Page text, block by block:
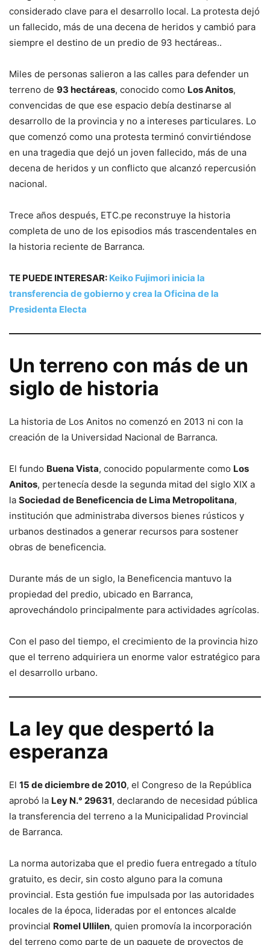
considerado clave para el desarrollo local. La protesta dejó
un fallecido, más de una decena de heridos y cambió para
siempre el destino de un predio de 93 hectáreas..
Miles de personas salieron a las calles para defender un
terreno de 93 hectáreas, conocido como Los Anitos,
convencidas de que ese espacio debía destinarse al
desarrollo de la provincia y no a intereses particulares. Lo
que comenzó como una protesta terminó convirtiéndose
en una tragedia que dejó un joven fallecido, más de una
decena de heridos y un conflicto que alcanzó repercusión
nacional.
Trece años después, ETC.pe reconstruye la historia
completa de uno de los episodios más trascendentales en
la historia reciente de Barranca.
TE PUEDE INTERESAR: Keiko Fujimori inicia la
transferencia de gobierno y crea la Oficina de la
Presidenta Electa
Un terreno con más de un
siglo de historia
La historia de Los Anitos no comenzó en 2013 ni con la
creación de la Universidad Nacional de Barranca.
El fundo Buena Vista, conocido popularmente como Los
Anitos, pertenecía desde la segunda mitad del siglo XIX a
la Sociedad de Beneficencia de Lima Metropolitana,
institución que administraba diversos bienes rústicos y
urbanos destinados a generar recursos para sostener
obras de beneficencia.
Durante más de un siglo, la Beneficencia mantuvo la
propiedad del predio, ubicado en Barranca,
aprovechándolo principalmente para actividades agrícolas.
Con el paso del tiempo, el crecimiento de la provincia hizo
que el terreno adquiriera un enorme valor estratégico para
el desarrollo urbano.
La ley que despertó la
esperanza
El 15 de diciembre de 2010, el Congreso de la República
aprobó la Ley N.° 29631, declarando de necesidad pública
la transferencia del terreno a la Municipalidad Provincial
de Barranca.
La norma autorizaba que el predio fuera entregado a título
gratuito, es decir, sin costo alguno para la comuna
provincial. Esta gestión fue impulsada por las autoridades
locales de la época, lideradas por el entonces alcalde
provincial Romel Ullilen, quien promovía la incorporación
del terreno como parte de un paquete de proyectos de